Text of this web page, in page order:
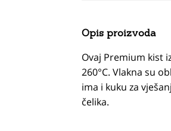
Opis proizvoda
Ovaj Premium kist
260°C. Vlakna su
ima i kuku za
čelika.